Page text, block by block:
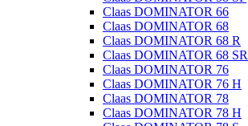
Claas DOMINATOR 66
Claas DOMINATOR 68
Claas DOMINATOR 68 R
Claas DOMINATOR 68 SR
Claas DOMINATOR 76
Claas DOMINATOR 76 H
Claas DOMINATOR 78
Claas DOMINATOR 78 H